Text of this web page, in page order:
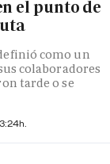
el punto de
como un
colaboradores
tarde o se